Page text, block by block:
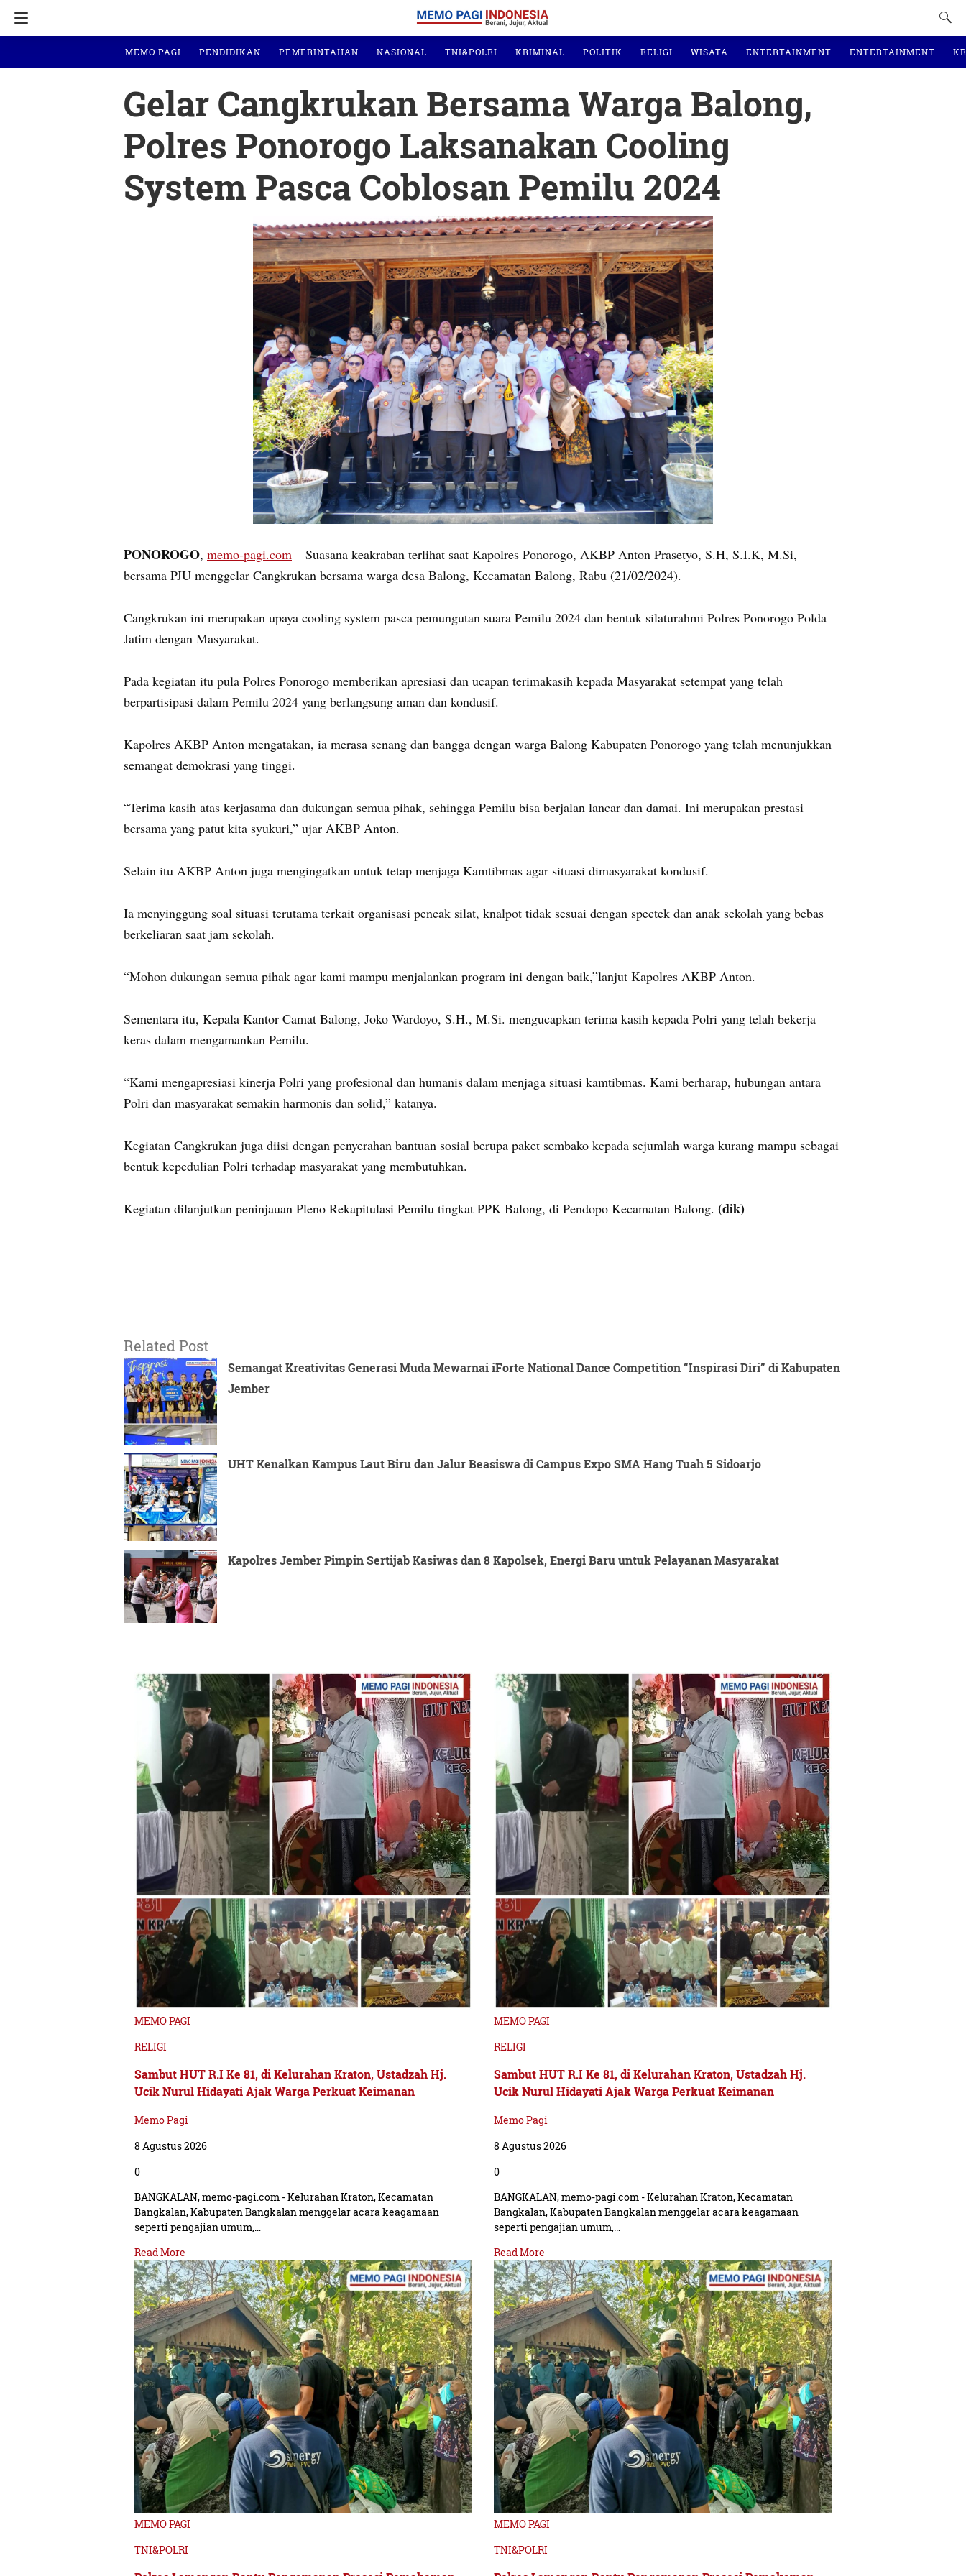
MEMO PAGI PENDIDIKAN PEMERINTAHAN NASIONAL TNI&POLRI KRIMINAL POLITIK RELIGI WISATA ENTERTAINMENT ENTERTAINMENT
Gelar Cangkrukan Bersama Warga Balong,
Polres Ponorogo Laksanakan Cooling
System Pasca Coblosan Pemilu 2024
PONOROGO, memo-pagi.com – Suasana keakraban terlihat saat Kapolres Ponorogo, AKBP Anton Prasetyo, S.H, S.I.K, M.Si,
bersama PJU menggelar Cangkrukan bersama warga desa Balong, Kecamatan Balong, Rabu (21/02/2024).
Cangkrukan ini merupakan upaya cooling system pasca pemungutan suara Pemilu 2024 dan bentuk silaturahmi Polres Ponorogo Polda
Jatim dengan Masyarakat.
Pada kegiatan itu pula Polres Ponorogo memberikan apresiasi dan ucapan terimakasih kepada Masyarakat setempat yang telah
berpartisipasi dalam Pemilu 2024 yang berlangsung aman dan kondusif.
Kapolres AKBP Anton mengatakan, ia merasa senang dan bangga dengan warga Balong Kabupaten Ponorogo yang telah menunjukkan
semangat demokrasi yang tinggi.
“Terima kasih atas kerjasama dan dukungan semua pihak, sehingga Pemilu bisa berjalan lancar dan damai. Ini merupakan prestasi
bersama yang patut kita syukuri,” ujar AKBP Anton.
Selain itu AKBP Anton juga mengingatkan untuk tetap menjaga Kamtibmas agar situasi dimasyarakat kondusif.
Ia menyinggung soal situasi terutama terkait organisasi pencak silat, knalpot tidak sesuai dengan spectek dan anak sekolah yang bebas
berkeliaran saat jam sekolah.
“Mohon dukungan semua pihak agar kami mampu menjalankan program ini dengan baik,”lanjut Kapolres AKBP Anton.
Sementara itu, Kepala Kantor Camat Balong, Joko Wardoyo, S.H., M.Si. mengucapkan terima kasih kepada Polri yang telah bekerja
keras dalam mengamankan Pemilu.
“Kami mengapresiasi kinerja Polri yang profesional dan humanis dalam menjaga situasi kamtibmas. Kami berharap, hubungan antara
Polri dan masyarakat semakin harmonis dan solid,” katanya.
Kegiatan Cangkrukan juga diisi dengan penyerahan bantuan sosial berupa paket sembako kepada sejumlah warga kurang mampu sebagai
bentuk kepedulian Polri terhadap masyarakat yang membutuhkan.
Kegiatan dilanjutkan peninjauan Pleno Rekapitulasi Pemilu tingkat PPK Balong, di Pendopo Kecamatan Balong. (dik)
Related Post
Semangat Kreativitas Generasi Muda Mewarnai iForte National Dance Competition “Inspirasi Diri” di Kabupaten
Jember
UHT Kenalkan Kampus Laut Biru dan Jalur Beasiswa di Campus Expo SMA Hang Tuah 5 Sidoarjo
Kapolres Jember Pimpin Sertijab Kasiwas dan 8 Kapolsek, Energi Baru untuk Pelayanan Masyarakat
MEMO PAGI
RELIGI
Sambut HUT R.I Ke 81, di Kelurahan Kraton, Ustadzah Hj.
Ucik Nurul Hidayati Ajak Warga Perkuat Keimanan
Memo Pagi
8 Agustus 2026
0
BANGKALAN, memo-pagi.com - Kelurahan Kraton, Kecamatan
Bangkalan, Kabupaten Bangkalan menggelar acara keagamaan
seperti pengajian umum,…
Read More
MEMO PAGI
TNI&POLRI
MEMO PAGI
RELIGI
Sambut HUT R.I Ke 81, di Kelurahan Kraton, Ustadzah Hj.
Ucik Nurul Hidayati Ajak Warga Perkuat Keimanan
Memo Pagi
8 Agustus 2026
0
BANGKALAN, memo-pagi.com - Kelurahan Kraton, Kecamatan
Bangkalan, Kabupaten Bangkalan menggelar acara keagamaan
seperti pengajian umum,…
Read More
MEMO PAGI
TNI&POLRI